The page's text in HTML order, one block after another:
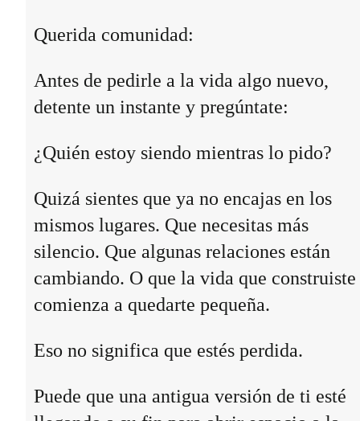
Querida comunidad:
Antes de pedirle a la vida algo nuevo,
detente un instante y pregúntate:
¿Quién estoy siendo mientras lo pido?
Quizá sientes que ya no encajas en los
mismos lugares. Que necesitas más
silencio. Que algunas relaciones están
cambiando. O que la vida que construiste
comienza a quedarte pequeña.
Eso no significa que estés perdida.
Puede que una antigua versión de ti esté